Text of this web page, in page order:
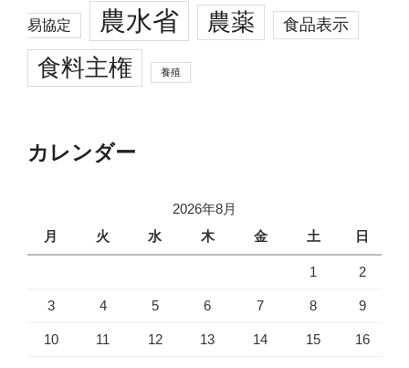
易協定 農水省 農薬 食品表示
食料主権 養殖
カレンダー
2026年8月
月
火 水 木 金 土 日
1 2
3 4 5 6 7 8 9
10 11 12 13 14 15 16